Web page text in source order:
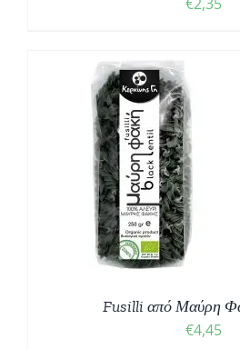
Fusilli από Μαύρη
€4,45